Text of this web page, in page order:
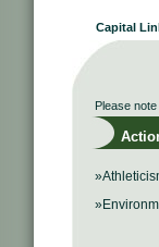
Capital
Please